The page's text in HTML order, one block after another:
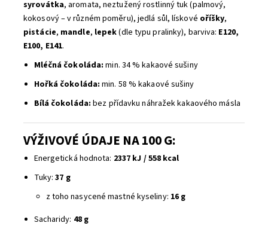
syrovátka, aromata, neztužený rostlinný tuk (palmový,
kokosový – v různém poměru), jedlá sůl, lískové oříšky,
pistácie, mandle, lepek(dle typu pralinky), barviva: E120,
E100, E141.
Mléčná čokoláda: min. 34 % kakaové sušiny
Hořká čokoláda: min. 58 % kakaové sušiny
Bílá čokoláda: bez přídavku náhražek kakaového másla
VÝŽIVOVÉ ÚDAJE NA 100 G:
Energetická hodnota: 2337 kJ / 558 kcal
Tuky:37 g
z toho nasycené mastné kyseliny: 16 g
Sacharidy: 48 g